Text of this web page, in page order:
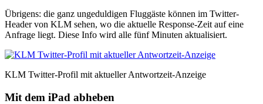
Übrigens: die ganz ungeduldigen Fluggäste können im Twitter-
Header von KLM sehen, wo die aktuelle Response-Zeit auf eine
Anfrage liegt. Diese Info wird alle fünf Minuten aktualisiert.
KLM Twitter-Profil mit aktueller Antwortzeit-Anzeige
Mit dem iPad abheben